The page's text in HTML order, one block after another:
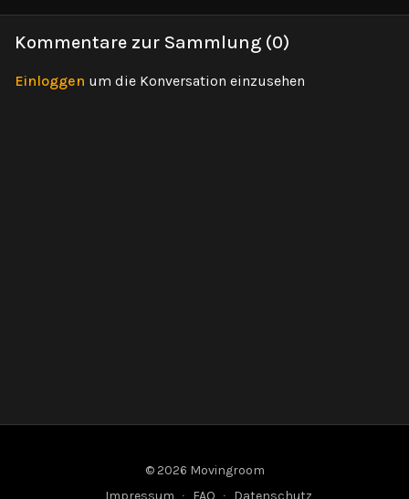
Handstand balancierst.
Kraft in Schultern & Core
gestellt. Lerne einen
Schulteransteuerung & -
kommen
Kommentare zur Sammlung (0)
Einloggen um die Konversation einzusehen
© 2026 Movingroom
Impressum ∙ FAQ ∙ Datenschutz